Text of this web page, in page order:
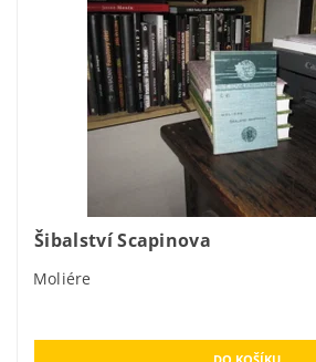
Šibalství Scapinova
Moliére